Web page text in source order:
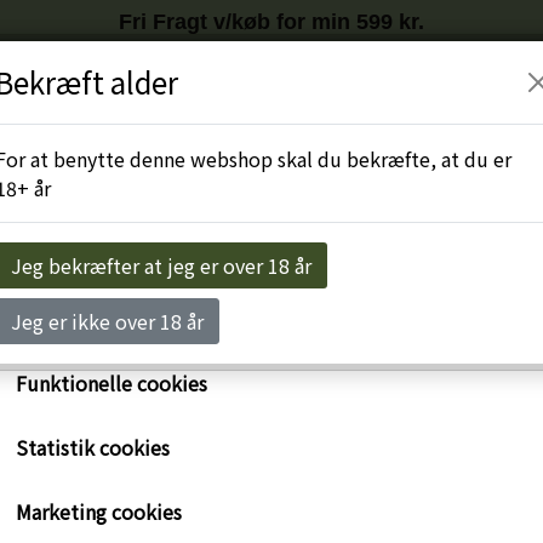
Fri Fragt v/køb for min 599 kr.
Tilmeld nyhedsbrev
Tokara Elgin Sauvignon
egne cookies og cookies fra tredjeparter til at
til markedsføring og til at undersøge, hvordan vores
anvendes af besøgende. Du kan altid tilbagekalde dit
på linket 'Cookies' nederst på siden.
om cookies her
Nødvendige cookies
Funktionelle cookies
Statistik cookies
Marketing cookies
alder
at benytte denne webshop skal du bekræfte, at du er
år
Jeg bekræfter at jeg er over 18 år
Jeg er ikke over 18 år